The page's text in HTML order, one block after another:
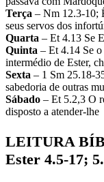
Terça – Nm 12.3-10;
seus servos dos
Quarta – Et 4.13 Se
Quinta – Et 4.14 Se
intermédio de Ester,
Sexta – 1 Sm 25.18-
sabedoria de outras
Sábado – Et 5.2,3 O
disposto a atender-lhe
LEITURA
Ester 4.5-17;